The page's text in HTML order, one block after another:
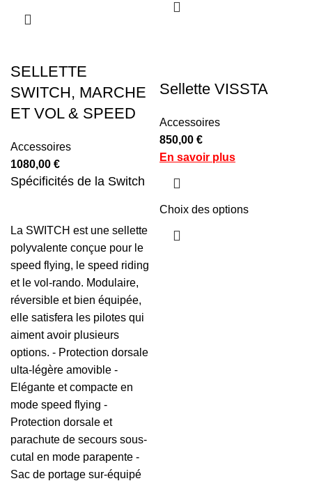
SELLETTE
SWITCH, MARCHE
ET VOL & SPEED
Accessoires
1080,00 €
Spécificités de la Switch
La SWITCH est une sellette
polyvalente conçue pour le
speed flying, le speed riding
et le vol-rando. Modulaire,
réversible et bien équipée,
elle satisfera les pilotes qui
aiment avoir plusieurs
options. - Protection dorsale
ulta-légère amovible -
Elégante et compacte en
mode speed flying -
Protection dorsale et
parachute de secours sous-
cutal en mode parapente -
Sac de portage sur-équipé
Sellette VISSTA
Accessoires
850,00 €
En savoir plus
Choix des options